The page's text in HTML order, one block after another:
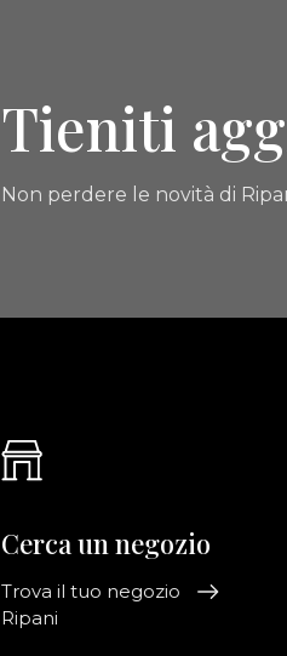
Tieniti
Non perdere le novità di
Cerca un negozio
Trova il tuo negozio
Ripani